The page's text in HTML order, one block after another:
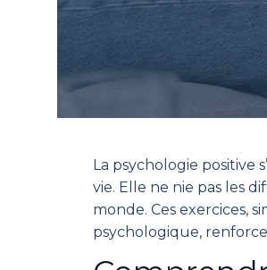
La psychologie positive
vie. Elle ne nie pas les
monde. Ces exercices,
psychologique,